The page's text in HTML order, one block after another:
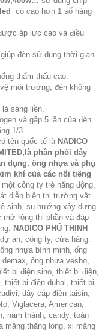
có cao hơn 1 số hàng
áp lực cao và điều
đèn sử dụng thời gian
thẩm thấu cao.
môi trường, đèn không
sáng liền.
và gấp 5 lần của đèn
1/3.
tên quốc tế là NADICO
phân phối dây
dụng, ống nhựa và phụ
khí của các nổi tiếng
công ty trẻ năng động,
diễn biến thị trường vật
sinh, su hướng xây dựng
rộng thị phần và đáp
NADICO PHÚ THỊNH
án, công ty, cửa hàng.
nhựa bình minh, ống
ống nhựa vesbo,
bị điện sino, thiết bị điện,
thiết bị điện duhal, thiết bị
dây cáp điện taisin,
Viglacera, American,
nam thành, candy, toàn
thăng long, xi măng